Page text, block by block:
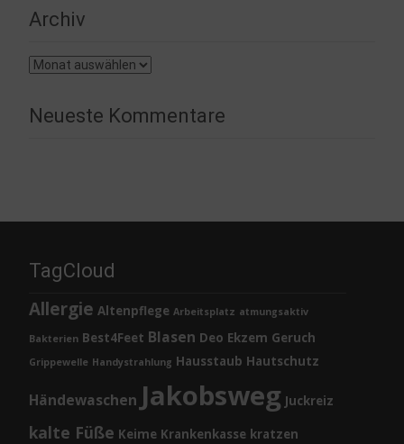
Archiv
Archiv
Neueste Kommentare
TagCloud
Allergie Altenpflege Arbeitsplatz atmungsaktiv
Bakterien Best4Feet Blasen Deo Ekzem Geruch
Grippewelle Handystrahlung Hausstaub Hautschutz
Händewaschen Jakobsweg Juckreiz
kalte Füße Keime Krankenkasse kratzen